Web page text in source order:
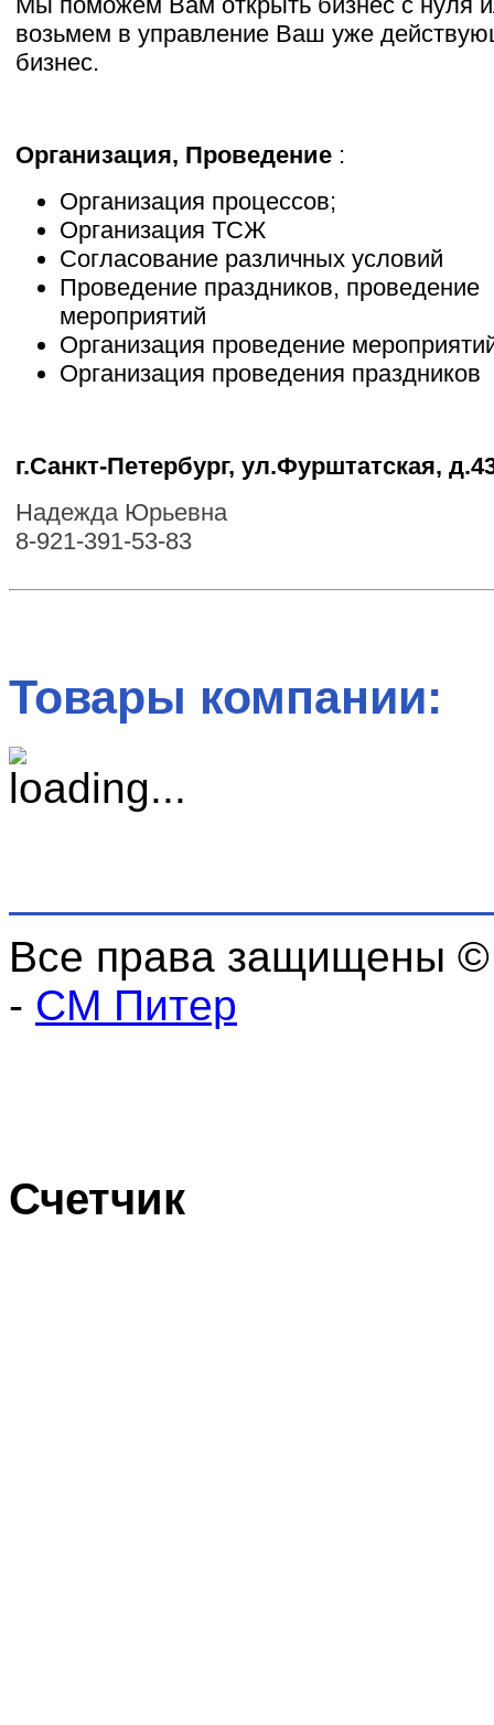
возьмем в управление Ваш уже
бизнес.
Организация, Проведение :
Организация процессов;
Организация ТСЖ
Согласование различных условий
Проведение праздников, проведение
мероприятий
Организация проведение
Организация проведения праздников
г.Санкт-Петербург, ул.Фурштатская,
Надежда Юрьевна
8-921-391-53-83
Товары компании:
Все права защищены
- СМ Питер
Счетчик